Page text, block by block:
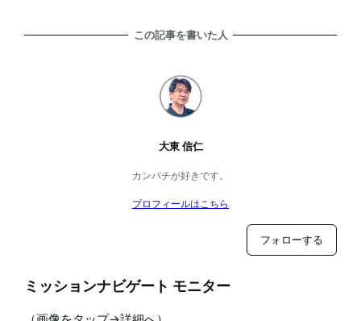
この記事を書いた人
大東 信仁
カンパチが好きです。
プロフィールはこちら
フォローする
ミッションナビゲート モニター